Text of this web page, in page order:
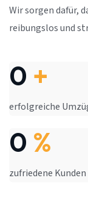
Wir sorgen dafür,
reibungslos und
0 +
erfolgreiche
0 %
zufriedene Kunden